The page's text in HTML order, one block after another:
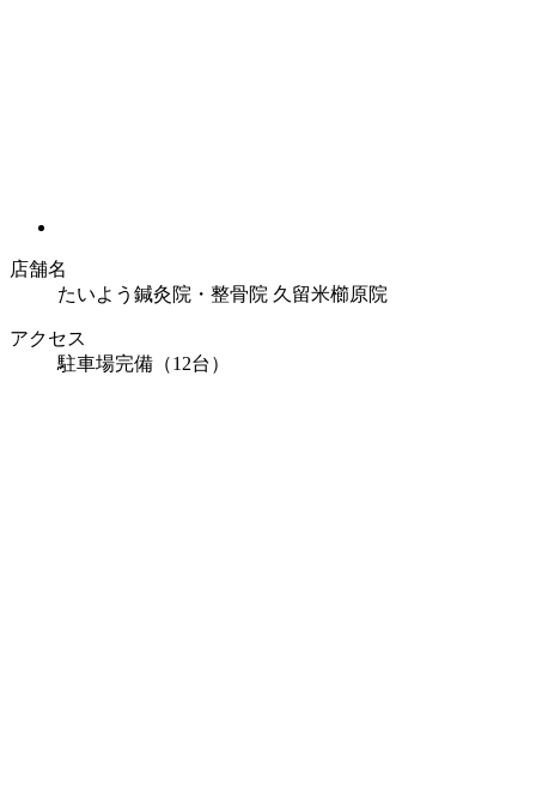
店舗名
たいよう鍼灸院・整骨院 久留米櫛原院
アクセス
駐車場完備（12台）